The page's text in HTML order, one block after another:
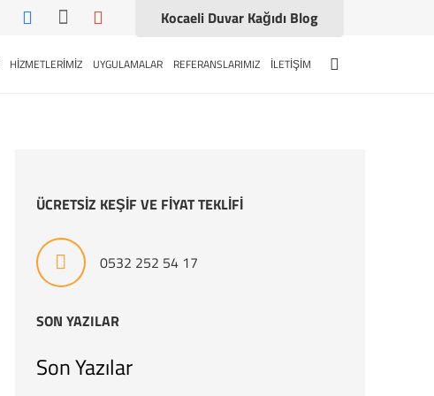
Kocaeli Duvar Kağıdı Blog
HİZMETLERİMİZ UYGULAMALAR REFERANSLARIMIZ İLETİŞİM
ÜCRETSİZ KEŞİF VE FİYAT TEKLİFİ
0532 252 54 17
SON YAZILAR
Son Yazılar